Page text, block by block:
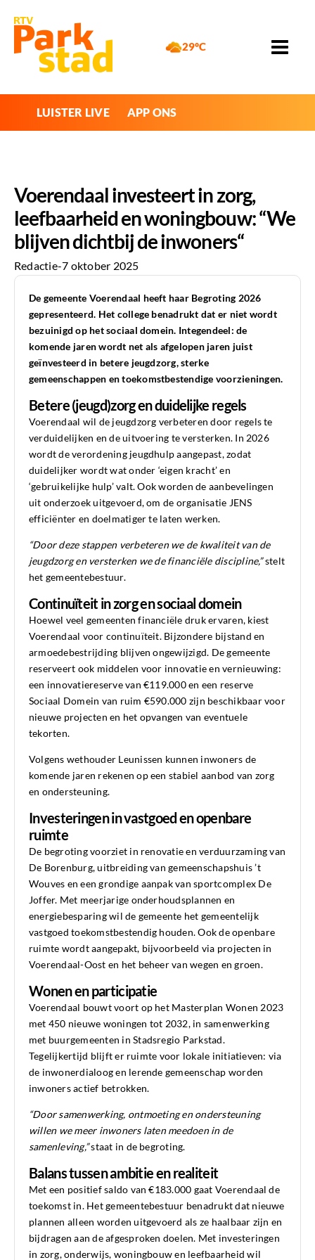
29°C
LUISTER LIVE APP ONS
Voerendaal investeert in zorg,
leefbaarheid en woningbouw: “We
blijven dichtbij de inwoners“
Redactie-7 oktober 2025
De gemeente Voerendaal heeft haar Begroting 2026
gepresenteerd. Het college benadrukt dat er niet wordt
bezuinigd op het sociaal domein. Integendeel: de
komende jaren wordt net als afgelopen jaren juist
geïnvesteerd in betere jeugdzorg, sterke
gemeenschappen en toekomstbestendige voorzieningen.
Betere (jeugd)zorg en duidelijke regels
Voerendaal wil de jeugdzorg verbeteren door regels te
verduidelijken en de uitvoering te versterken. In 2026
wordt de verordening jeugdhulp aangepast, zodat
duidelijker wordt wat onder ‘eigen kracht’ en
‘gebruikelijke hulp’ valt. Ook worden de aanbevelingen
uit onderzoek uitgevoerd, om de organisatie JENS
efficiënter en doelmatiger te laten werken.
“Door deze stappen verbeteren we de kwaliteit van de
jeugdzorg en versterken we de financiële discipline,”stelt
het gemeentebestuur.
Continuïteit in zorg en sociaal domein
Hoewel veel gemeenten financiële druk ervaren, kiest
Voerendaal voor continuïteit. Bijzondere bijstand en
armoedebestrijding blijven ongewijzigd. De gemeente
reserveert ook middelen voor innovatie en vernieuwing:
een innovatiereserve van €119.000 en een reserve
Sociaal Domein van ruim €590.000 zijn beschikbaar voor
nieuwe projecten en het opvangen van eventuele
tekorten.
Volgens wethouder Leunissen kunnen inwoners de
komende jaren rekenen op een stabiel aanbod van zorg
en ondersteuning.
Investeringen in vastgoed en openbare
ruimte
De begroting voorziet in renovatie en verduurzaming van
De Borenburg, uitbreiding van gemeenschapshuis ’t
Wouves en een grondige aanpak van sportcomplex De
Joffer. Met meerjarige onderhoudsplannen en
energiebesparing wil de gemeente het gemeentelijk
vastgoed toekomstbestendig houden. Ook de openbare
ruimte wordt aangepakt, bijvoorbeeld via projecten in
Voerendaal-Oost en het beheer van wegen en groen.
Wonen en participatie
Voerendaal bouwt voort op het Masterplan Wonen 2023
met 450 nieuwe woningen tot 2032, in samenwerking
met buurgemeenten in Stadsregio Parkstad.
Tegelijkertijd blijft er ruimte voor lokale initiatieven: via
de inwonerdialoog en lerende gemeenschap worden
inwoners actief betrokken.
“Door samenwerking, ontmoeting en ondersteuning
willen we meer inwoners laten meedoen in de
samenleving,”staat in de begroting.
Balans tussen ambitie en realiteit
Met een positief saldo van €183.000 gaat Voerendaal de
toekomst in. Het gemeentebestuur benadrukt dat nieuwe
plannen alleen worden uitgevoerd als ze haalbaar zijn en
bijdragen aan de afgesproken doelen. Met investeringen
in zorg, onderwijs, woningbouw en leefbaarheid wil